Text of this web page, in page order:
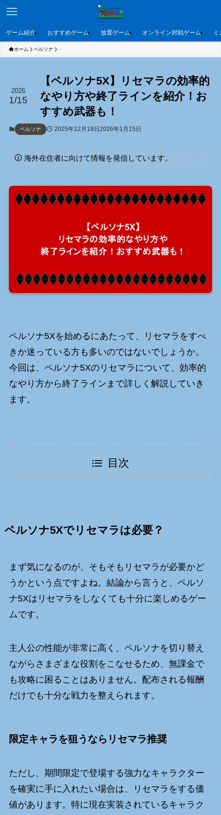
ゲーム紹介 おすすめゲーム 放置ゲーム オンライン対戦ゲーム
ホーム ペルソナ
【ペルソナ5X】リセマラの効率的
なやり方や終了ラインを紹介！お
すすめ武器も！
2026
1/15
ペルソナ 2025年12月19日 2026年1月15日
海外在住者に向けて情報を発信しています。
ペルソナ5Xを始めるにあたって、リセマラをすべ
きか迷っている方も多いのではないでしょうか。
今回は、ペルソナ5Xのリセマラについて、効率的
なやり方から終了ラインまで詳しく解説していき
ます。
目次
ペルソナ5Xでリセマラは必要？
まず気になるのが、そもそもリセマラが必要かど
うかという点ですよね。結論から言うと、ペルソ
ナ5Xはリセマラをしなくても十分に楽しめるゲー
ムです。
主人公の性能が非常に高く、ペルソナを切り替え
ながらさまざまな役割をこなせるため、無課金で
も攻略に困ることはありません。配布される報酬
だけでも十分な戦力を整えられます。
限定キャラを狙うならリセマラ推奨
ただし、期間限定で登場する強力なキャラクター
を確実に手に入れたい場合は、リセマラをする価
値があります。特に現在実装されているキャラク